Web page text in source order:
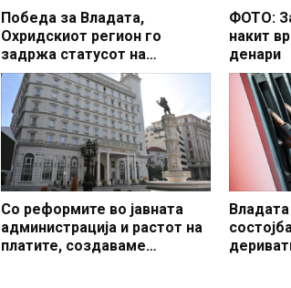
Победа за Владата,
Охридскиот регион го
задржа статусот на
заштитено светско културно
наследство
Со реформите во јавната
администрација и растот на
платите, создаваме
ФОТО:
накит
денари